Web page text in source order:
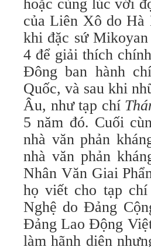
hoặc cùng lúc với
của Liên Xô do Hà
khi đặc sứ
4 để giải thích
Ðông ban hành
Quốc, và sau khi
Âu, như tạp chí
5 năm đó. Cuối
nhà văn phản
nhà văn phản
Nhân Văn Giai
họ viết cho tạp
Nghệ do Đảng
Đảng Lao Động
làm hãnh diện